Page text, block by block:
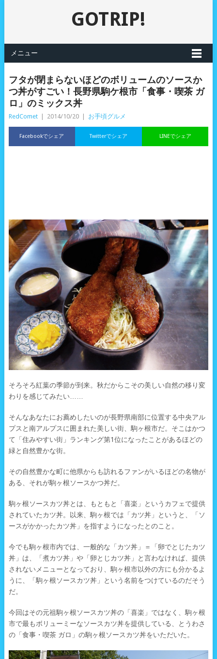
GOTRIP!
メニュー
フタが閉まらないほどのボリュームのソースか
つ丼がすごい！長野県駒ケ根市「食事・喫茶 ガ
ロ」のミックス丼
RedComet 2014/10/20 お手頃グルメ
Facebookでシェア LINEでシェア
Twitterでシェア
そろそろ紅葉の季節が到来。秋だからこその美しい自然の移り変
わりを感じてみたい……
そんなあなたにお薦めしたいのが長野県南部に位置する中央アル
プスと南アルプスに囲まれた美しい街、駒ヶ根市だ。そこはかつ
て「住みやすい街」ランキング第1位になったことがあるほどの
緑と自然豊かな街。
その自然豊かな町に他県からも訪れるファンがいるほどの名物が
ある、それが駒ヶ根ソースかつ丼だ。
駒ヶ根ソースカツ丼とは、もともと「喜楽」というカフェで提供
されていたカツ丼。以来、駒ヶ根では「カツ丼」というと、「ソ
ースがかかったカツ丼」を指すようになったとのこと。
今でも駒ヶ根市内では、一般的な「カツ丼」＝「卵でとじたカツ
丼」は、「煮カツ丼」や「卵とじカツ丼」と言わなければ、提供
されないメニューとなっており、駒ヶ根市以外の方にも分かるよ
うに、「駒ヶ根ソースカツ丼」という名前をつけているのだそう
だ。
今回はその元祖駒ヶ根ソースカツ丼の「喜楽」ではなく、駒ヶ根
市で最もボリューミーなソースカツ丼を提供している、とうわさ
の「食事・喫茶 ガロ」の駒ヶ根ソースカツ丼をいただいた。